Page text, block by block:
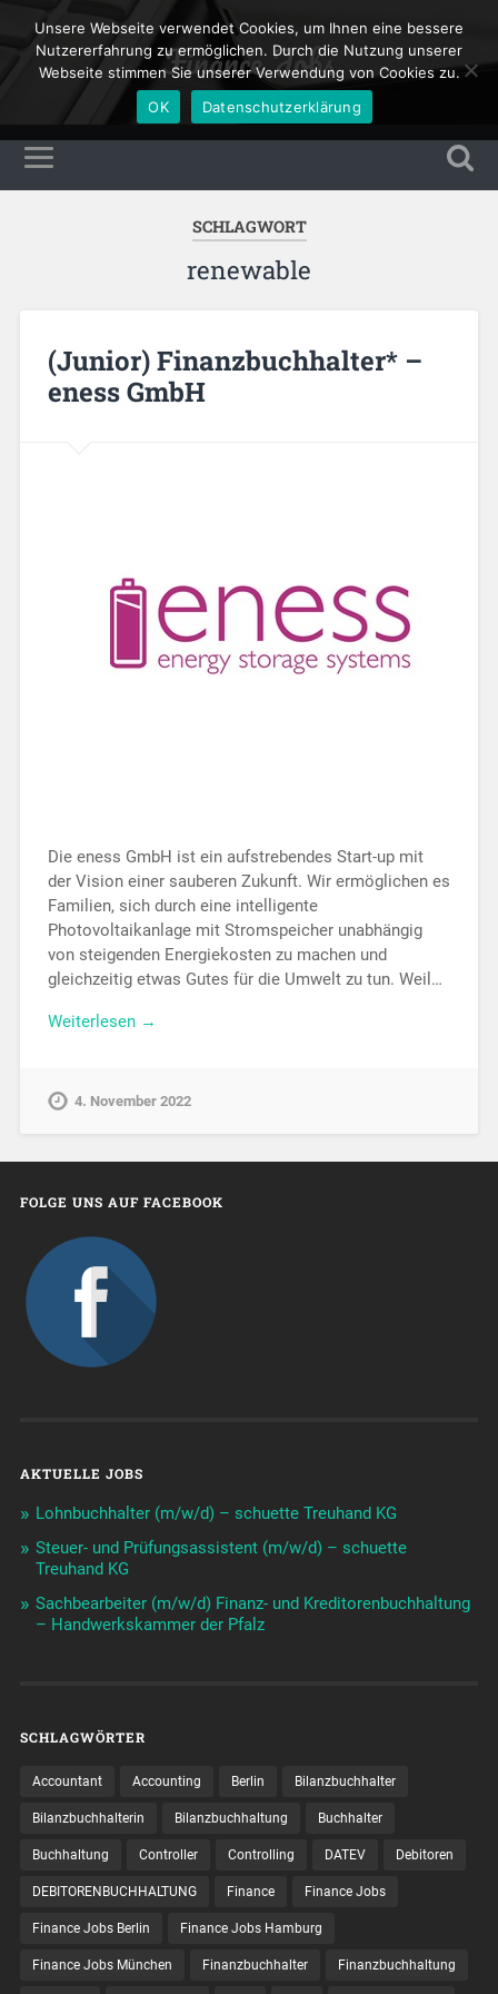
Finance Jobs
SCHLAGWORT
renewable
(Junior) Finanzbuchhalter* –
eness GmbH
Die eness GmbH ist ein aufstrebendes Start-up mit
der Vision einer sauberen Zukunft. Wir ermöglichen es
Familien, sich durch eine intelligente
Photovoltaikanlage mit Stromspeicher unabhängig
von steigenden Energiekosten zu machen und
gleichzeitig etwas Gutes für die Umwelt zu tun. Weil…
Weiterlesen →
4. November 2022
FOLGE UNS AUF FACEBOOK
AKTUELLE JOBS
Lohnbuchhalter (m/w/d) – schuette Treuhand KG
Steuer- und Prüfungsassistent (m/w/d) – schuette
Treuhand KG
Sachbearbeiter (m/w/d) Finanz- und Kreditorenbuchhaltung
– Handwerkskammer der Pfalz
SCHLAGWÖRTER
Accountant Accounting Berlin Bilanzbuchhalter
Bilanzbuchhalterin Bilanzbuchhaltung Buchhalter
Buchhaltung Controller Controlling DATEV Debitoren
DEBITORENBUCHHALTUNG Finance Finance Jobs
Finance Jobs Berlin Finance Jobs Hamburg
Finance Jobs München Finanzbuchhalter Finanzbuchhaltung
Unsere Webseite verwendet Cookies, um Ihnen eine bessere
Nutzererfahrung zu ermöglichen. Durch die Nutzung unserer
Webseite stimmen Sie unserer Verwendung von Cookies zu.
OK
Datenschutzerklärung